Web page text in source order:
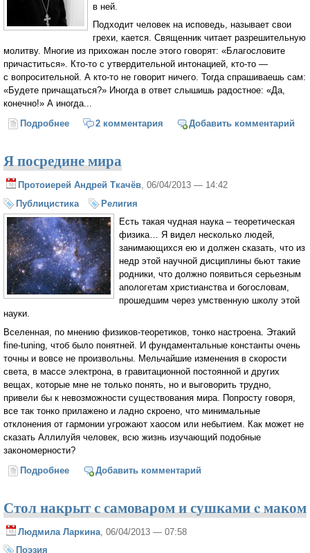
в ней.
Подходит человек на исповедь, называет свои
грехи, кается. Священник читает разрешительную
молитву. Многие из прихожан после этого говорят: «Благословите
причаститься». Кто-то с утвердительной интонацией, кто-то —
с вопросительной. А кто-то не говорит ничего. Тогда спрашиваешь сам:
«Будете причащаться?» Иногда в ответ слышишь радостное: «Да,
конечно!» А иногда...
Подробнее о Не отлучайте себя от Церкви! или Еще раз о
2 комментария Добавить комментарий
Я посредине мира
Протоиерей Андрей Ткачёв , 06/04/2013 — 14:42
Публицистика
Религия
Есть такая чудная наука – теоретическая
физика… Я видел несколько людей,
занимающихся ею и должен сказать, что из
недр этой научной дисциплины бьют такие
родники, что должно появиться серьезным
апологетам христианства и богословам,
прошедшим через умственную школу этой
науки.
Вселенная, по мнению физиков-теоретиков, тонко настроена. Этакий
fine-tuning, чтоб было понятней. И фундаментальные константы очень
точны и вовсе не произвольны. Мельчайшие изменения в скорости
света, в массе электрона, в гравитационной постоянной и других
вещах, которые мне не только понять, но и выговорить трудно,
привели бы к невозможности существования мира. Попросту говоря,
все так тонко прилажено и ладно скроено, что минимальные
отклонения от гармонии угрожают хаосом или небытием. Как может не
сказать Аллилуйя человек, всю жизнь изучающий подобные
закономерности?
Подробнее о Я посредине мира
Добавить комментарий
Стол накрыт с самоваром и сушками c маком
Людмила Ларкина , 06/04/2013 — 07:58
Поэзия